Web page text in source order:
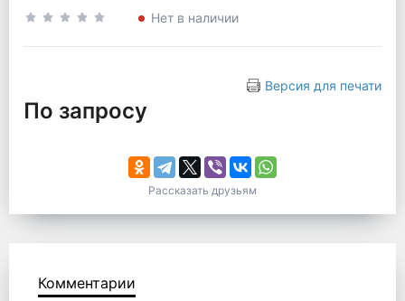
Нет в наличии
Версия для печати
По запросу
Рассказать друзьям
Комментарии